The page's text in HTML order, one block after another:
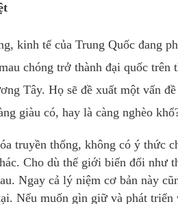
kinh tế của Trung Quốc đang
chóng trở thành đại quốc trên
Tây. Họ sẽ đề xuất một vấn
giàu có, hay là càng nghèo
truyền thống, không có ý thức
Cho dù thế giới biến đổi như
Ngay cả lý niệm cơ bản này
Nếu muốn gìn giữ và phát triển